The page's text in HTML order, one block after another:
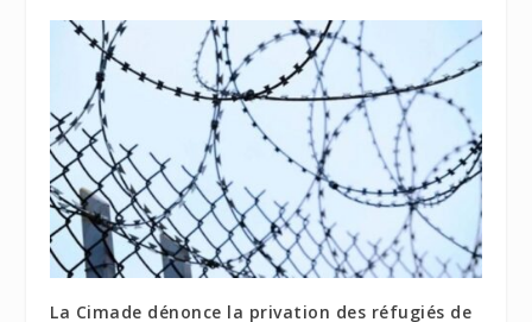
La Cimade dénonce la privation des réfugiés de